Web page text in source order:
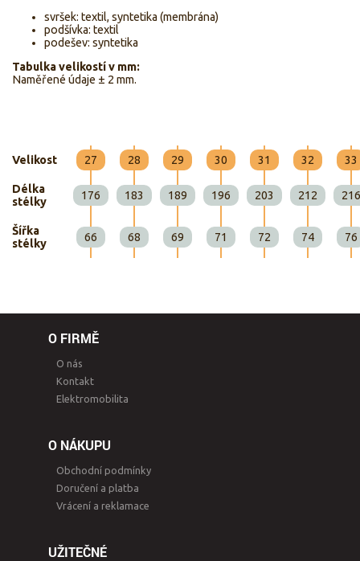
svršek: textil, syntetika (membrána)
podšívka: textil
podešev: syntetika
Tabulka velikostí v mm:
Naměřené údaje ± 2 mm.
Velikost 27 28 29 30 31 32 33
Délka
stélky
176 183 189 196 203 212 216
Šířka
stélky
66 68 69 71 72 74 76
O FIRMĚ
O nás
Kontakt
Elektromobilita
O NÁKUPU
Obchodní podmínky
Doručení a platba
Vrácení a reklamace
UŽITEČNÉ